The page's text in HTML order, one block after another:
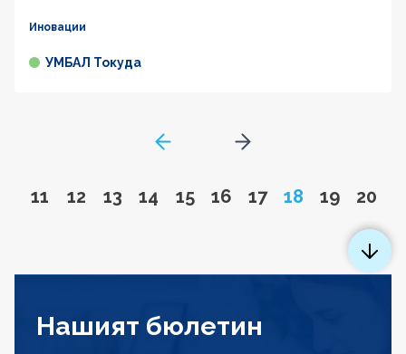
Иновации
УМБАЛ Токуда
GoToPreviousPage
Go to page
11 Go to page
12 Go to page
13 Go to page
14 Go to page
15 Go to page
16 Go to page
17 Page
18 Go to
19 Go
20
Go to next page
Нашият бюлетин